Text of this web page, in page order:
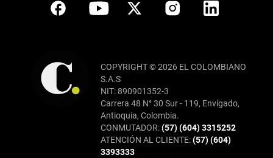
COPYRIGHT © 2026 EL COLOMBIANO
S.A.S
NIT: 890901352-3
Carrera 48 N° 30 Sur - 119, Envigado,
Antioquia, Colombia.
CONMUTADOR:(57) (604) 3315252
ATENCIÓN AL CLIENTE:(57) (604)
3393333